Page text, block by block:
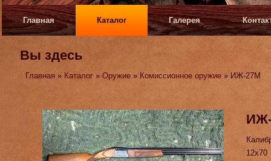
Главная Каталог Галерея
Вы здесь
Главная » Каталог »Оружие » Комиссионное оружие » ИЖ-27М
12х70